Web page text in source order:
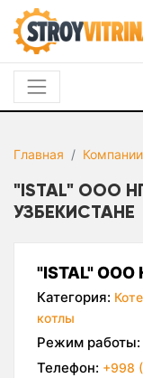
Главная Компании
"ISTAL" ООО
УЗБЕКИСТАНЕ
"ISTAL" ООО
Категория:
котлы
Режим работы:
Телефон: +998